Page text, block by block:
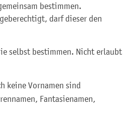
bestimmen.
darf dieser den
selbst bestimmen. Nicht erlaubt
keine Vornamen sind
Fantasienamen,